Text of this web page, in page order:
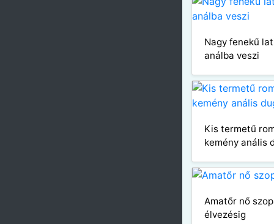
Nagy fenekű
análba veszi
Kis termetű
kemény anális
Amatőr nő
élvezésig